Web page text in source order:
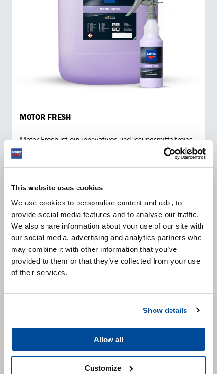
This website uses cookies
We use cookies to personalise content and ads, to
provide social media features and to analyse our traffic.
We also share information about your use of our site with
our social media, advertising and analytics partners who
may combine it with other information that you’ve
provided to them or that they’ve collected from your use
of their services.
Show details
Allow all
Customize
MOTOR FRESH
Motor Fresh ist ein innovatives und lösungsmittelfreies
Produkt, das den Kunststoff- und Gummiteilen im
Motorraum ein natürliches und attraktives Aussehen
PRODUKT ANSEHEN
WORLD